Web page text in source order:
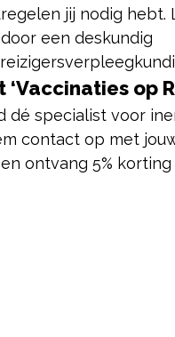
jij nodig hebt.
een deskundig
op
dé specialist voor
contact op met
ontvang 5% korting